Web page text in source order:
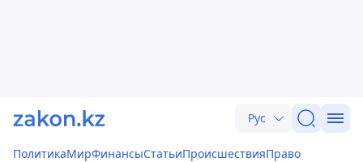
Рус
ПолитикаМирФинансыСтатьиПроисшествияПраво